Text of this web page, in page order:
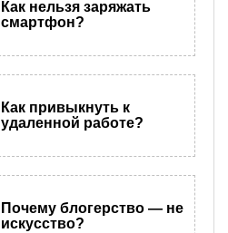
Как нельзя заряжать
смартфон?
Как привыкнуть к
удаленной работе?
Почему блогерство — не
искусство?